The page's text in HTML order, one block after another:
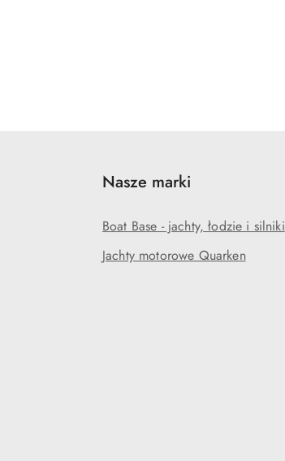
Nasze marki
Boat Base - jachty, łodzie i silniki
Jachty motorowe Quarken